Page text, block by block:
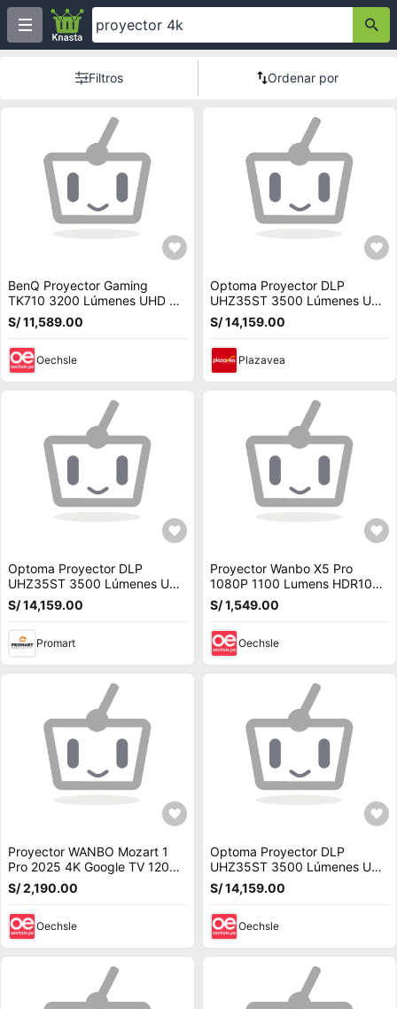
Filtros Ordenar por
BenQ Proyector Gaming
TK710 3200 Lúmenes UHD 4K
DLP, 4.2 ms Input Lag, 1.3x
Zoom, HDR10
S/ 11,589.00
Oechsle
Optoma Proyector DLP
UHZ35ST 3500 Lúmenes UHD
4K Corto Alcance, 0.496:1
Throw Ratio, 2x H
S/ 14,159.00
Plazavea
Optoma Proyector DLP
UHZ35ST 3500 Lúmenes UHD
4K Corto Alcance, 0.496:1
Throw Ratio, 2x H
S/ 14,159.00
Promart
Proyector Wanbo X5 Pro
1080P 1100 Lumens HDR10
4K Google TV
S/ 1,549.00
Oechsle
Proyector WANBO Mozart 1
Pro 2025 4K Google TV 1200
ANSI HDR 10
S/ 2,190.00
Oechsle
Optoma Proyector DLP
UHZ35ST 3500 Lúmenes UHD
4K Corto Alcance, 0.496:1
Throw Ratio, 2x H
S/ 14,159.00
Oechsle